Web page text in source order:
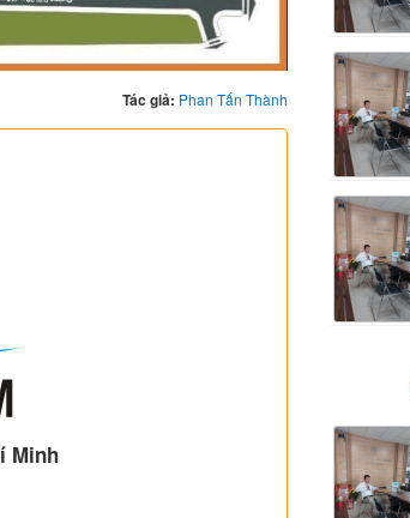
Tác giả: Phan Tấn Thành
Minh